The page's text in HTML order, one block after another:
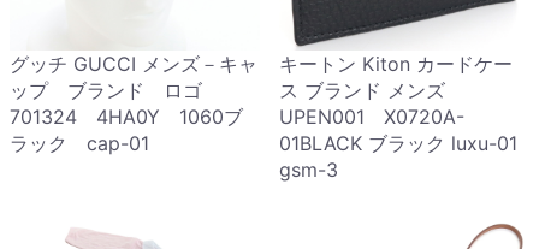
グッチ GUCCI メンズ－キャ
ップ ブランド ロゴ
701324 4HA0Y 1060ブ
ラック cap-01
キートン Kiton カードケー
ス ブランド メンズ
UPEN001 X0720A-
01BLACK ブラック luxu-01
gsm-3